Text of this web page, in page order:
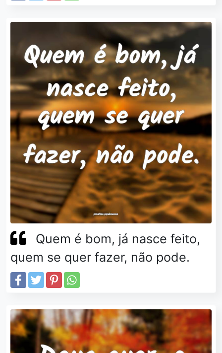
Quem é bom, já nasce feito,
quem se quer fazer, não pode.